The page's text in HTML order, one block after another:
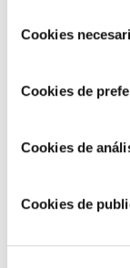
COOKIES.
deCookies
Cookies de
Cookies de
Cookies de
negocio